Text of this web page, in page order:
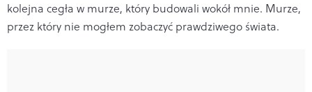
kolejna cegła w murze, który budowali wokół mnie. Murze,
przez który nie mogłem zobaczyć prawdziwego świata.